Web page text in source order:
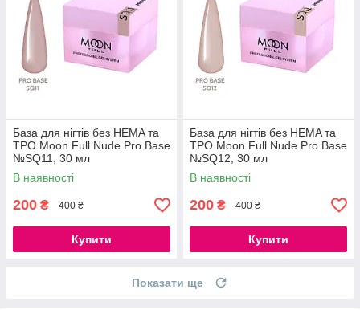
База для нігтів без HEMA та
ТРО Moon Full Nude Pro Base
№SQ11, 30 мл
В наявності
200 ₴ 400 ₴
Купити
База для нігтів без HEMA та
ТРО Moon Full Nude Pro Base
№SQ12, 30 мл
В наявності
200 ₴ 400 ₴
Купити
Показати ще